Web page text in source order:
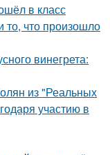
в класс
то, что произошло
винегрета:
из "Реальных
участию в